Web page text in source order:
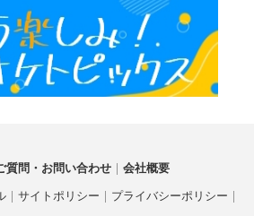
質問・お問い合わせ 会社概要
サイトポリシー プライバシーポリシー